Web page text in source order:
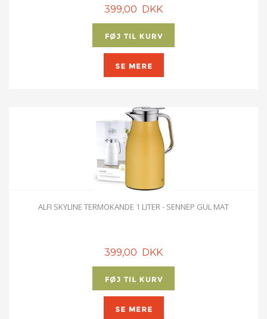
399,00 DKK
ALFI SKYLINE TERMOKANDE 1 LITER - SENNEP GUL MAT
399,00 DKK